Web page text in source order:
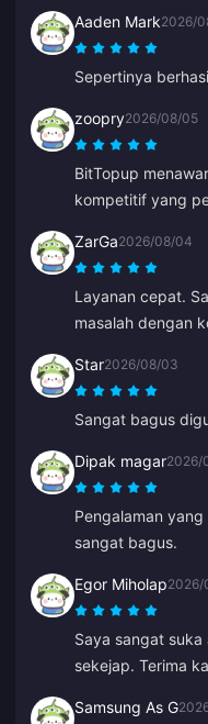
Aaden Mark2026/
Sepertinya
zoopry2026/08/05
BitTopup
kompetitif yang
pembayaran.
akan kembali lagi!
ZarGa2026/08/04
Layanan cepat.
masalah dengan
spam saya.
masalah tersebut
oleh Anna.
Star2026/08/03
Sangat bagus
Dipak magar2026/
Pengalaman
sangat bagus.
Egor Miholap2026/
Saya sangat
sekejap. Terima
Samsung As G